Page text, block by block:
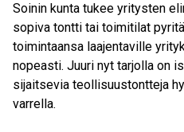
Soinin kunta tukee yritysten
sopiva tontti tai toimitilat
toimintaansa laajentaville
nopeasti. Juuri nyt tarjolla on
sijaitsevia teollisuustontteja
varrella.